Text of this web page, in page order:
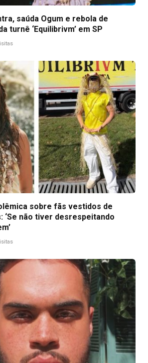
saúda Ogum e rebola de
turnê ‘Equilibrivm’ em SP
sobre fãs vestidos de
‘Se não tiver desrespeitando